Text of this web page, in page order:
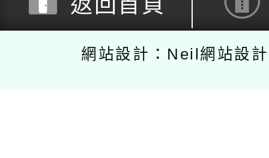
網站設計：Neil網站設